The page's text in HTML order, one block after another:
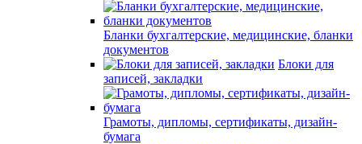
Бланки бухгалтерские, медицинские, бланки
документов
Блоки для
записей, закладки
Грамоты, дипломы, сертификаты, дизайн-
бумага